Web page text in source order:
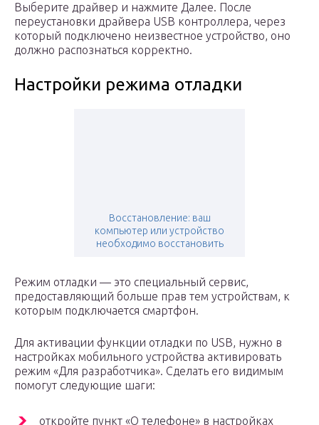
Выберите драйвер и нажмите Далее. После
переустановки драйвера USB контроллера, через
который подключено неизвестное устройство, оно
должно распознаться корректно.
Настройки режима отладки
Восстановление: ваш
компьютер или устройство
необходимо восстановить
Режим отладки — это специальный сервис,
предоставляющий больше прав тем устройствам, к
которым подключается смартфон.
Для активации функции отладки по USB, нужно в
настройках мобильного устройства активировать
режим «Для разработчика». Сделать его видимым
помогут следующие шаги:
откройте пункт «О телефоне» в настройках